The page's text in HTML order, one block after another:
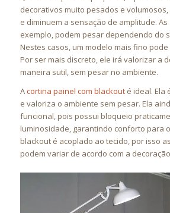
decorativos muito pesados e
e diminuem a sensação de amplitude.
exemplo, podem pesar dependendo do
Nestes casos, um modelo mais fino
Por ser mais discreto, ele irá valorizar a
maneira sutil, sem pesar no ambiente.
Acortina painel com blackouté ideal. Ela
e valoriza o ambiente sem pesar. Ela
funcional, pois possui bloqueio
luminosidade, garantindo conforto para
blackout é acoplado ao tecido, por isso
podem variar de acordo com a